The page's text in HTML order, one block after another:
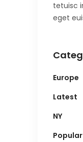
tetuisc
eget
Europe
Latest
NY
Popular